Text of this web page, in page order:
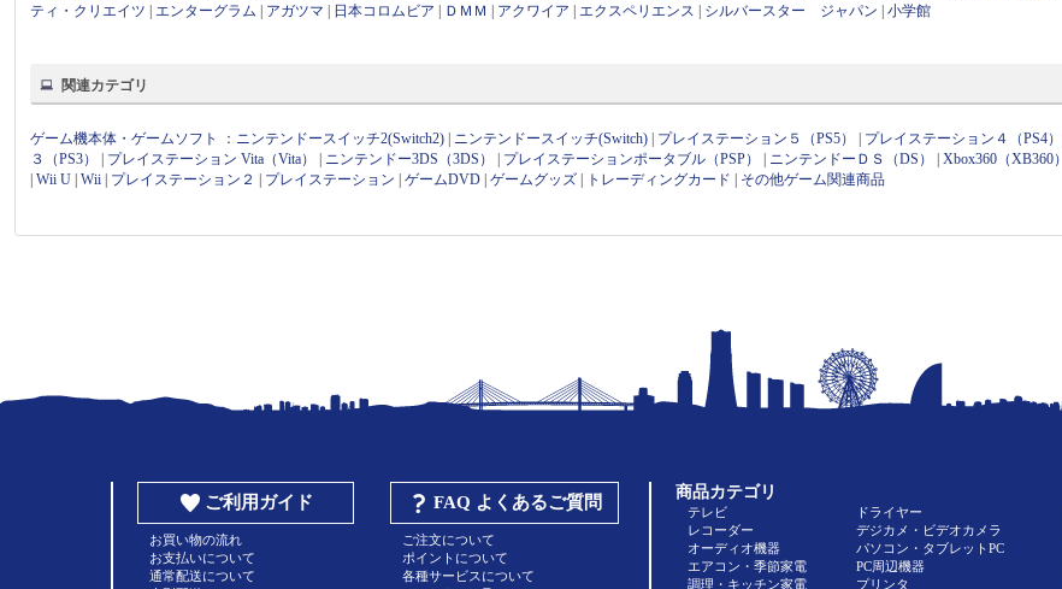
ティ・クリエイツ
エンターグラム アガツマ 日本コロムビア ＤＭＭ アクワイア エクスペリエンス シルバースター ジャパン |小学館
関連カテゴリ
ゲーム機本体・ゲームソフト ： ニンテンドースイッチ2(Switch2) ニンテンドースイッチ(Switch) プレイステーション５（PS5） プレイステーション４（PS4）
３（PS3）
プレイステーション Vita（Vita） ニンテンドー3DS（3DS） プレイステーションポータブル（PSP） ニンテンドーＤＳ（DS） |Xbox360（XB360）
|Wii U |Wii プレイステーション２ プレイステーション |ゲームDVD |ゲームグッズ トレーディングカード その他ゲーム関連商品
ご利用ガイド
お買い物の流れ
お支払いについて
通常配送について
FAQ よくあるご質問
ご注文について
ポイントについて
各種サービスについて
商品カテゴリ
テレビ
レコーダー
オーディオ機器
エアコン・季節家電
調理・キッチン家電
ドライヤー
デジカメ・ビデオカメラ
パソコン・タブレットPC
PC周辺機器
プリンタ